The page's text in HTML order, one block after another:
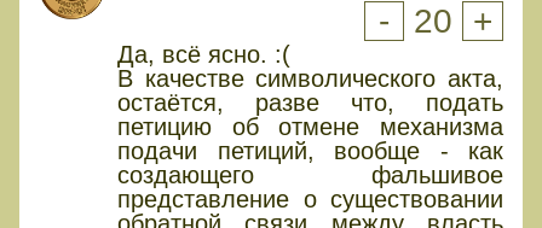
- 20 +
Да, всё ясно. :(
В качестве символического акта,
остаётся, разве что, подать
петицию об отмене механизма
подачи петиций, вообще - как
создающего фальшивое
представление о существовании